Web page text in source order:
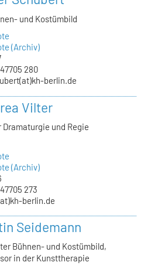
und Kostümbild
(Archiv)
280
berlin.de
Vilter
und Regie
(Archiv)
273
berlin.de
Seidemann
Bühnen- und Kostümbild,
in der Kunsttherapie